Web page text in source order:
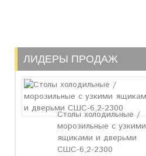
ЛИДЕРЫ ПРОДАЖ
Столы холодильные /
морозильные с узкими
ящиками и дверьми
СШС-6,2-2300